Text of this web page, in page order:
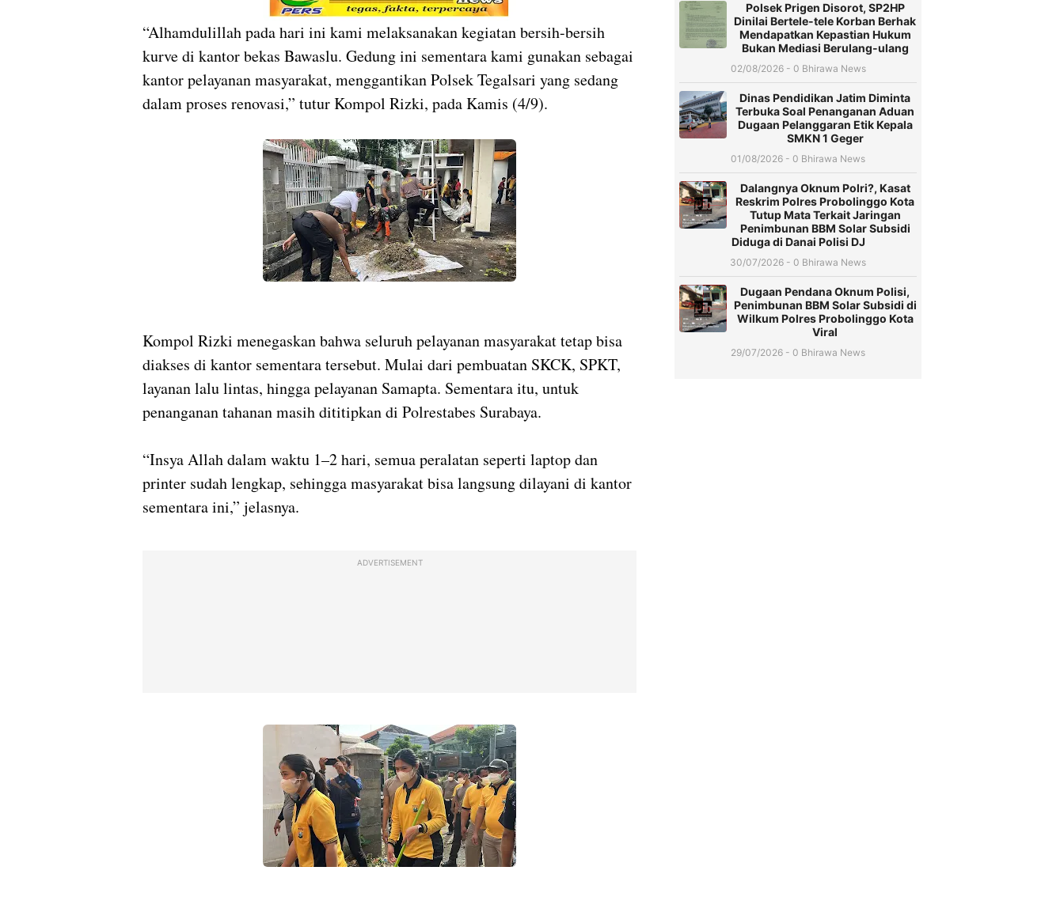
“Alhamdulillah pada hari ini kami melaksanakan kegiatan bersih-bersih
kurve di kantor bekas Bawaslu. Gedung ini sementara kami gunakan sebagai
kantor pelayanan masyarakat, menggantikan Polsek Tegalsari yang sedang
dalam proses renovasi,” tutur Kompol Rizki, pada Kamis (4/9).
Kompol Rizki menegaskan bahwa seluruh pelayanan masyarakat tetap bisa
diakses di kantor sementara tersebut. Mulai dari pembuatan SKCK, SPKT,
layanan lalu lintas, hingga pelayanan Samapta. Sementara itu, untuk
penanganan tahanan masih dititipkan di Polrestabes Surabaya.
“Insya Allah dalam waktu 1–2 hari, semua peralatan seperti laptop dan
printer sudah lengkap, sehingga masyarakat bisa langsung dilayani di kantor
sementara ini,” jelasnya.
ADVERTISEMENT
Polsek Prigen Disorot, SP2HP
Dinilai Bertele-tele Korban Berhak
Mendapatkan Kepastian Hukum
Bukan Mediasi Berulang-ulang
02/08/2026 - 0 Bhirawa News
Dinas Pendidikan Jatim Diminta
Terbuka Soal Penanganan Aduan
Dugaan Pelanggaran Etik Kepala
SMKN 1 Geger
01/08/2026 - 0 Bhirawa News
Dalangnya Oknum Polri?, Kasat
Reskrim Polres Probolinggo Kota
Tutup Mata Terkait Jaringan
Penimbunan BBM Solar Subsidi
Diduga di Danai Polisi DJ
30/07/2026 - 0 Bhirawa News
Dugaan Pendana Oknum Polisi,
Penimbunan BBM Solar Subsidi di
Wilkum Polres Probolinggo Kota
Viral
29/07/2026 - 0 Bhirawa News